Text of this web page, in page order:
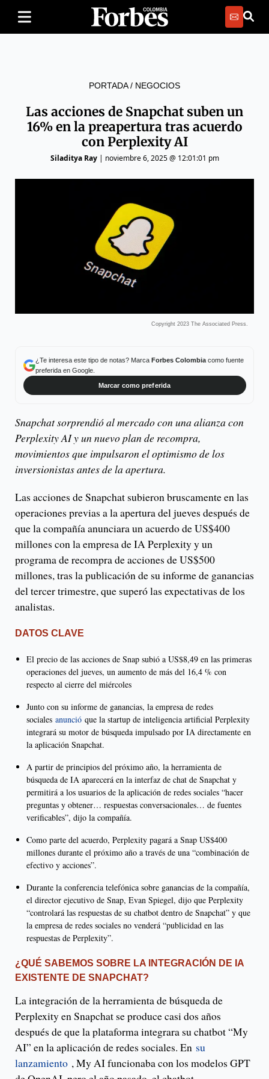
PORTADA/ NEGOCIOS
Las acciones de Snapchat suben un
16% en la preapertura tras acuerdo
con Perplexity AI
Siladitya Ray| noviembre 6, 2025 @ 12:01:01 pm
Copyright 2023 The Associated Press.
¿Te interesa este tipo de notas? Marca Forbes Colombiacomo fuente
preferida en Google.
Marcar como preferida
Snapchat sorprendió al mercado con una alianza con
Perplexity AI y un nuevo plan de recompra,
movimientos que impulsaron el optimismo de los
inversionistas antes de la apertura.
Las acciones de Snapchat subieron bruscamente en las
operaciones previas a la apertura del jueves después de
que la compañía anunciara un acuerdo de US$400
millones con la empresa de IA Perplexity y un
programa de recompra de acciones de US$500
millones, tras la publicación de su informe de ganancias
del tercer trimestre, que superó las expectativas de los
analistas.
DATOS CLAVE
El precio de las acciones de Snap subió a US$8,49 en las primeras
operaciones del jueves, un aumento de más del 16,4 % con
respecto al cierre del miércoles
Junto con su informe de ganancias, la empresa de redes
sociales anunció que la startup de inteligencia artificial Perplexity
integrará su motor de búsqueda impulsado por IA directamente en
la aplicación Snapchat.
A partir de principios del próximo año, la herramienta de
búsqueda de IA aparecerá en la interfaz de chat de Snapchat y
permitirá a los usuarios de la aplicación de redes sociales “hacer
preguntas y obtener… respuestas conversacionales… de fuentes
verificables”, dijo la compañía.
Como parte del acuerdo, Perplexity pagará a Snap US$400
millones durante el próximo año a través de una “combinación de
efectivo y acciones”.
Durante la conferencia telefónica sobre ganancias de la compañía,
el director ejecutivo de Snap, Evan Spiegel, dijo que Perplexity
“controlará las respuestas de su chatbot dentro de Snapchat” y que
la empresa de redes sociales no venderá “publicidad en las
respuestas de Perplexity”.
¿QUÉ SABEMOS SOBRE LA INTEGRACIÓN DE IA
EXISTENTE DE SNAPCHAT?
La integración de la herramienta de búsqueda de
Perplexity en Snapchat se produce casi dos años
después de que la plataforma integrara su chatbot “My
AI” en la aplicación de redes sociales. En su
lanzamiento , My AI funcionaba con los modelos GPT